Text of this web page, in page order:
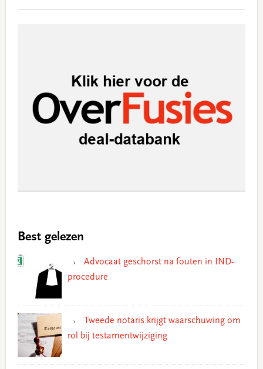
Best gelezen
Advocaat geschorst na fouten in IND-
procedure
Tweede notaris krijgt waarschuwing om
rol bij testamentwijziging